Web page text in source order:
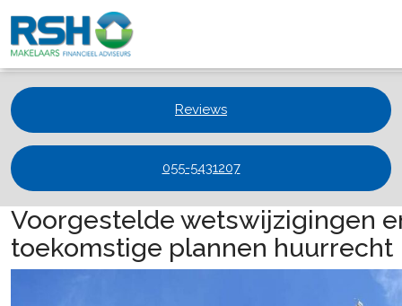
Reviews
055-5431207
Voorgestelde wetswijzigingen
toekomstige plannen huurrecht